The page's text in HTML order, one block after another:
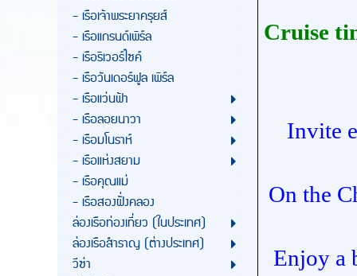
- เรือเจ้าพระยาครุยส์
- เรือแกรนด์เพิร์ล
- เรือริเวอร์ไซค์
- เรือวันเดอร์ฟูล เพิร์ล
- เรือแว่นฟ้า
- เรือลอยนาวา
- เรือมโนราห์
- เรือแห่งสยาม
- เรือคุณแม่
- เรือสองฝั่งคลอง
ล่องเรือท่องเที่ยว (ในประเทศ)
ล่องเรือสำราญ (ต่างประเทศ)
วีซ่า
Cruise
Invite
On the
Enjoy a